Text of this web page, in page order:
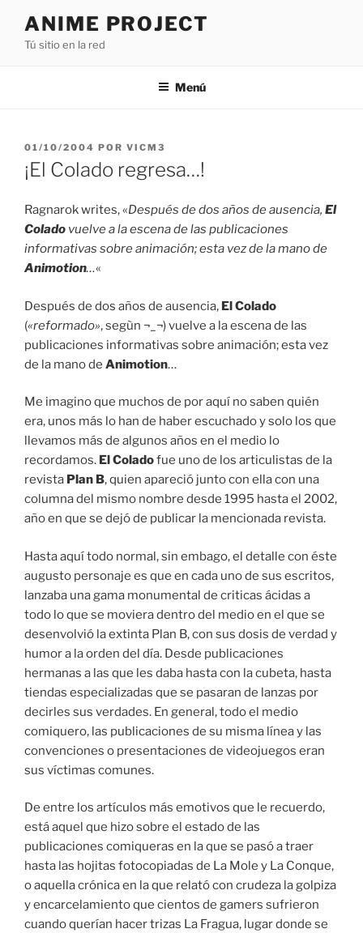
contenido
ANIME PROJECT
Tú sitio en la red
Menú
PUBLICADO
EL
01/10/2004 POR VICM3
¡El Colado regresa…!
Ragnarok writes, «Después de dos años de ausencia, El
Colado vuelve a la escena de las publicaciones
informativas sobre animación; esta vez de la mano de
Animotion…«
Después de dos años de ausencia, El Colado
(«reformado», segùn ¬_¬) vuelve a la escena de las
publicaciones informativas sobre animación; esta vez
de la mano de Animotion…
Me imagino que muchos de por aquí no saben quién
era, unos más lo han de haber escuchado y solo los que
llevamos más de algunos años en el medio lo
recordamos. El Coladofue uno de los articulistas de la
revista Plan B, quien apareció junto con ella con una
columna del mismo nombre desde 1995 hasta el 2002,
año en que se dejó de publicar la mencionada revista.
Hasta aquí todo normal, sin embago, el detalle con éste
augusto personaje es que en cada uno de sus escritos,
lanzaba una gama monumental de criticas ácidas a
todo lo que se moviera dentro del medio en el que se
desenvolvió la extinta Plan B, con sus dosis de verdad y
humor a la orden del día. Desde publicaciones
hermanas a las que les daba hasta con la cubeta, hasta
tiendas especializadas que se pasaran de lanzas por
decirles sus verdades. En general, todo el medio
comiquero, las publicaciones de su misma línea y las
convenciones o presentaciones de videojuegos eran
sus víctimas comunes.
De entre los artículos más emotivos que le recuerdo,
está aquel que hizo sobre el estado de las
publicaciones comiqueras en la que se pasó a traer
hasta las hojitas fotocopiadas de La Mole y La Conque,
o aquella crónica en la que relató con crudeza la golpiza
y encarcelamiento que cientos de gamers sufrieron
cuando querían hacer trizas La Fragua, lugar donde se